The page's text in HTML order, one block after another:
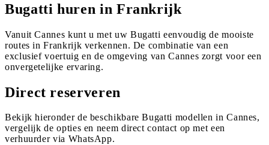
Bugatti huren in Frankrijk
Vanuit Cannes kunt u met uw Bugatti eenvoudig de mooiste
routes in Frankrijk verkennen. De combinatie van een
exclusief voertuig en de omgeving van Cannes zorgt voor een
onvergetelijke ervaring.
Direct reserveren
Bekijk hieronder de beschikbare Bugatti modellen in Cannes,
vergelijk de opties en neem direct contact op met een
verhuurder via WhatsApp.